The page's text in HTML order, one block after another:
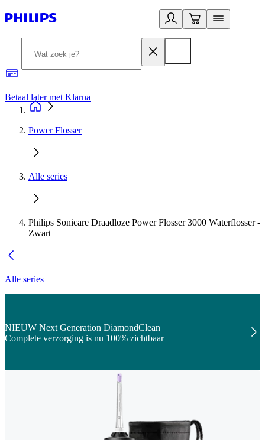
Betaal later met Klarna
Power Flosser
Alle series
Philips Sonicare Draadloze Power Flosser 3000 Waterflosser -
Zwart
Alle series
NIEUW Next Generation DiamondClean
Complete verzorging is nu 100% zichtbaar